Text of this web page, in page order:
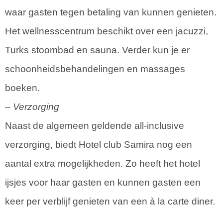
waar gasten tegen betaling van kunnen genieten.
Het wellnesscentrum beschikt over een jacuzzi,
Turks stoombad en sauna. Verder kun je er
schoonheidsbehandelingen en massages
boeken.
– Verzorging
Naast de algemeen geldende all-inclusive
verzorging, biedt Hotel club Samira nog een
aantal extra mogelijkheden. Zo heeft het hotel
ijsjes voor haar gasten en kunnen gasten een
keer per verblijf genieten van een à la carte diner.